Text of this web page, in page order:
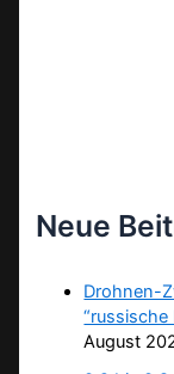
Neue
Drohnen-
“russische
August